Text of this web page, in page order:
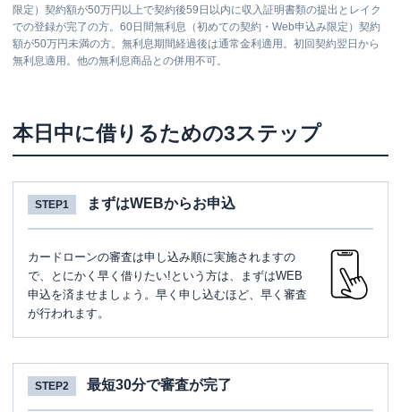
限定）契約額が50万円以上で契約後59日以内に収入証明書類の提出とレイク
での登録が完了の方。60日間無利息（初めての契約・Web申込み限定）契約
額が50万円未満の方。無利息期間経過後は通常金利適用。初回契約翌日から
無利息適用。他の無利息商品との併用不可。
本日中に借りるための3ステップ
STEP1 まずはWEBからお申込
カードローンの審査は申し込み順に実施されますの
で、とにかく早く借りたい!という方は、まずはWEB
申込を済ませましょう。早く申し込むほど、早く審査
が行われます。
STEP2 最短30分で審査が完了